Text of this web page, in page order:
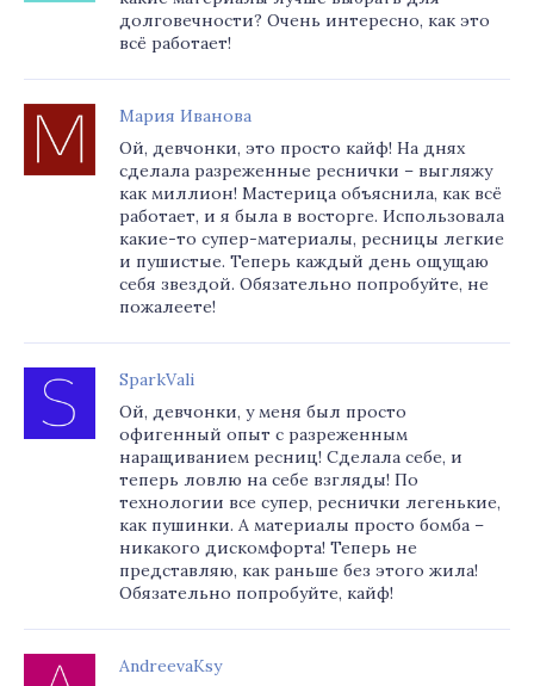
долговечности? Очень интересно, как это
всё работает!
Мария Иванова
Ой, девчонки, это просто кайф! На днях
сделала разреженные реснички – выгляжу
как миллион! Мастерица объяснила, как всё
работает, и я была в восторге. Использовала
какие-то супер-материалы, ресницы легкие
и пушистые. Теперь каждый день ощущаю
себя звездой. Обязательно попробуйте, не
пожалеете!
SparkVali
Ой, девчонки, у меня был просто
офигенный опыт с разреженным
наращиванием ресниц! Сделала себе, и
теперь ловлю на себе взгляды! По
технологии все супер, реснички легенькие,
как пушинки. А материалы просто бомба –
никакого дискомфорта! Теперь не
представляю, как раньше без этого жила!
Обязательно попробуйте, кайф!
AndreevaKsy